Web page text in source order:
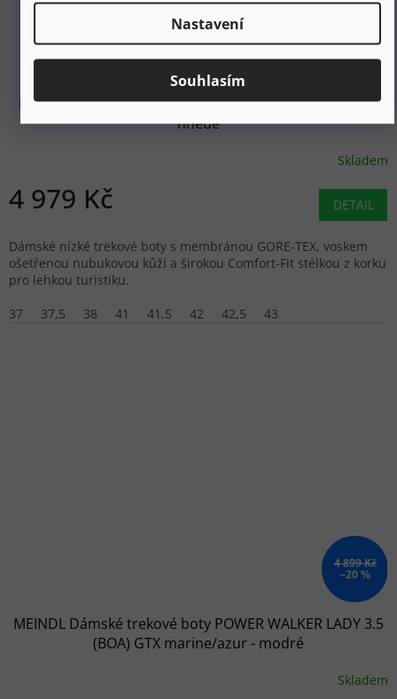
Nastavení
Souhlasím
5 999 Kč
MEINDL Dámské trekové boty SIENA LADY GTX braun -
hnědé
Skladem
4 979 Kč DETAIL
Dámské nízké trekové boty s membránou GORE-TEX, voskem
ošetřenou nubukovou kůží a širokou Comfort-Fit stélkou z korku
pro lehkou turistiku.
37
37,5 38 41 41,5 42 42,5 43
4 899 Kč
–20 %
MEINDL Dámské trekové boty POWER WALKER LADY 3.5
(BOA) GTX marine/azur - modré
Skladem